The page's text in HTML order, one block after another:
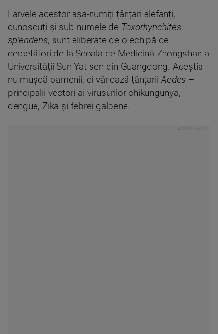
Larvele acestor așa-numiți țânțari elefanți,
cunoscuți și sub numele de Toxorhynchites
splendens, sunt eliberate de o echipă de
cercetători de la Școala de Medicină Zhongshan a
Universității Sun Yat-sen din Guangdong. Aceștia
nu mușcă oamenii, ci vânează țânțariiAedes –
principalii vectori ai virusurilor chikungunya,
dengue, Zika și febrei galbene.